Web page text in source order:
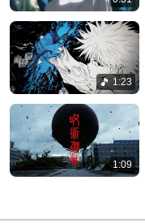
1:23
1:09